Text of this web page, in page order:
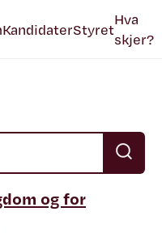
KandidaterStyret
Hva
skjer?
og for